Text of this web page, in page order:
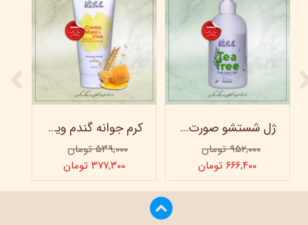
کرم جوانه گندم ویتابلا - تیوپی 60 میلی‌ لیتر
۵۳۹,۰۰۰ تومان
۳۷۷,۳۰۰ تومان
ژل شستشو صورت ویتابلا - 300 میلی لیتر
۹۵۲,۰۰۰ تومان
۶۶۶,۴۰۰ تومان